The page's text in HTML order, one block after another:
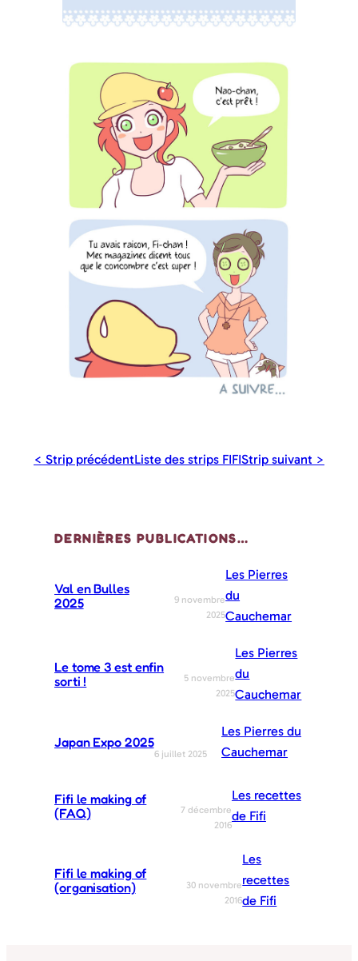
< Strip précédentListe des strips FIFIStrip suivant >
DERNIÈRES PUBLICATIONS…
Val en Bulles
2025
9 novembre
2025
Les Pierres
du
Cauchemar
Le tome 3 est enfin
sorti !
5 novembre
2025
Les Pierres
du
Cauchemar
Japan Expo 2025
6 juillet 2025
Les Pierres du
Cauchemar
Fifi le making of
(FAQ)
7 décembre
2016
Les recettes
de Fifi
Fifi le making of
(organisation)
30 novembre
2016
Les
recettes
de Fifi